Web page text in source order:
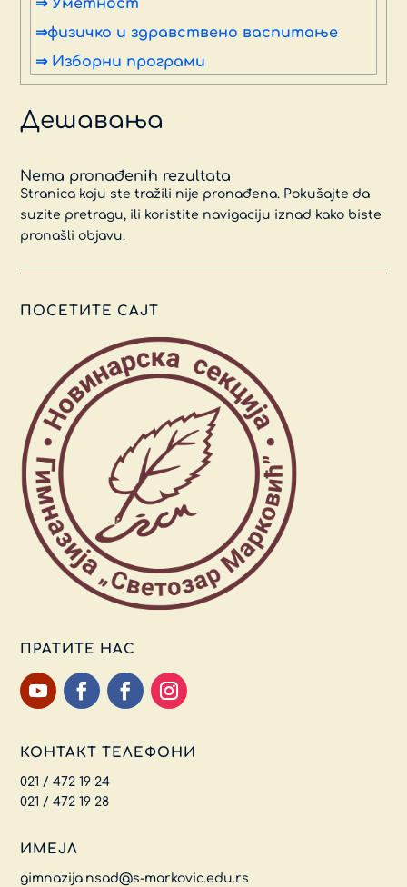
⇒ Уметност
⇒физичко и здравствено васпитање
⇒ Изборни програми
Дешавања
Nema pronađenih rezultata
Stranica koju ste tražili nije pronađena. Pokušajte da
suzite pretragu, ili koristite navigaciju iznad kako biste
pronašli objavu.
ПОСЕТИТЕ САЈТ
ПРАТИТЕ НАС
КОНТАКТ ТЕЛЕФОНИ
021 / 472 19 24
021 / 472 19 28
ИМЕЈЛ
gimnazija.nsad@s-markovic.edu.rs